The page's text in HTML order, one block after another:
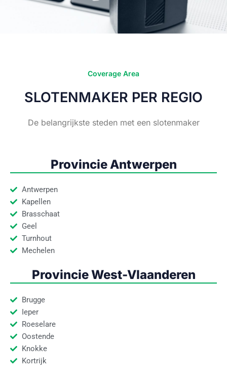
Coverage Area
SLOTENMAKER PER REGIO
De belangrijkste steden met een slotenmaker
Provincie Antwerpen
Antwerpen
Kapellen
Brasschaat
Geel
Turnhout
Mechelen
Provincie West-Vlaanderen
Brugge
Ieper
Roeselare
Oostende
Knokke
Kortrijk